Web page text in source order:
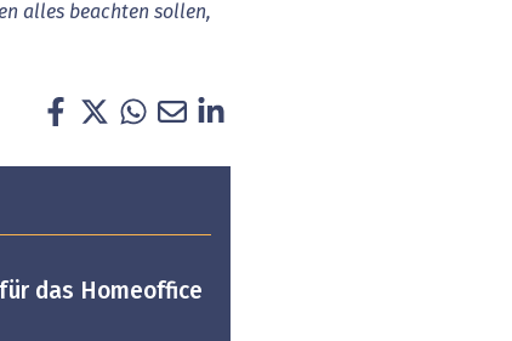
alles beachten sollen,
das Homeoffice